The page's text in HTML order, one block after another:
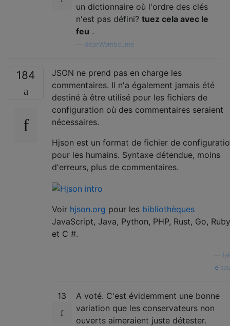
un dictionnaire où l'ordre des clés
n'est pas défini? tuez cela avec le
feu .
deanWombourne
184
JSON ne prend pas en charge les
commentaires. Il n'a également jamais été
destiné à être utilisé pour les fichiers de
configuration où des commentaires seraient
nécessaires.
Hjson est un format de fichier de
pour les humains. Syntaxe détendue, moins
d'erreurs, plus de commentaires.
Voir hjson.org pour les bibliothèques
JavaScript, Java, Python, PHP, Rust, Go, Ruby
et C #.
13
A voté. C'est évidemment une bonne
variation que les conservateurs non
ouverts aimeraient juste détester.